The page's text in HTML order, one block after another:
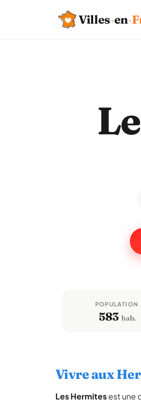
Villes·en·
POPULATION
583 hab.
Vivre aux
Les Hermitesest une